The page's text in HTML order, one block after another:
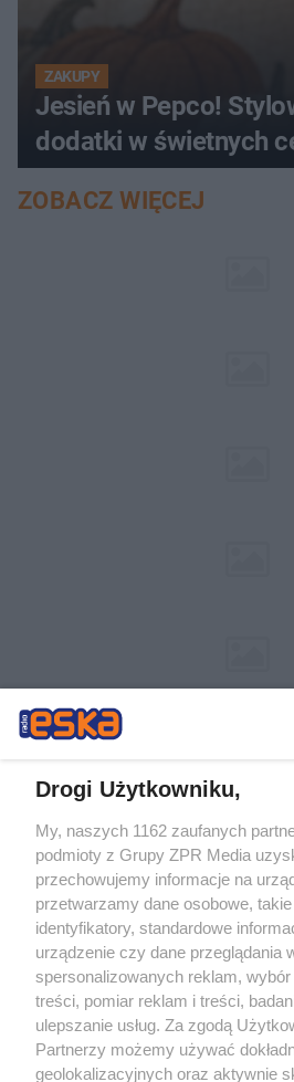
ZAKUPY
Jesień w Pepco!
dodatki w świetnych
ZOBACZ WIĘCEJ
Żaden utwór zamieszczony w serwisie nie
rozpowszechniany lub dalej
tym także elektroniczny lub mechaniczny)
eksploatacji w jakiejkolwiek formie,
Internecie bez pisemnej zgody właściciela
wykorzystanie utworów w całości lub w
tzn. bez właściwej zgody, jest zabronione
ścigane prawnie.
Drogi Użytkowniku,
My, naszych 1162 zaufanych
podmioty z Grupy ZPR Media
przechowujemy informacje na
przetwarzamy dane osobowe,
identyfikatory, standardowe
urządzenie czy dane przeglądania
spersonalizowanych reklam,
treści, pomiar reklam i treści,
ulepszanie usług. Za zgodą
Partnerzy możemy używać
geolokalizacyjnych oraz aktywnie